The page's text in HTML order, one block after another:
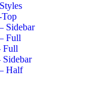
Sidebar
Full
Full
Half